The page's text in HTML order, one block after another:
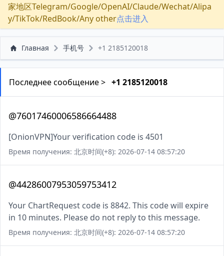
家地区Telegram/Google/OpenAI/Claude/Wechat/Alipa
y/TikTok/RedBook/Any other点击进入
Главная 手机号 +1 2185120018
Последнее сообщение > +1 2185120018
@76017460006586664488
[OnionVPN]Your verification code is 4501
Время получения: 北京时间(+8): 2026-07-14 08:57:20
@44286007953059753412
Your ChartRequest code is 8842. This code will expire
in 10 minutes. Please do not reply to this message.
Время получения: 北京时间(+8): 2026-07-14 08:57:20